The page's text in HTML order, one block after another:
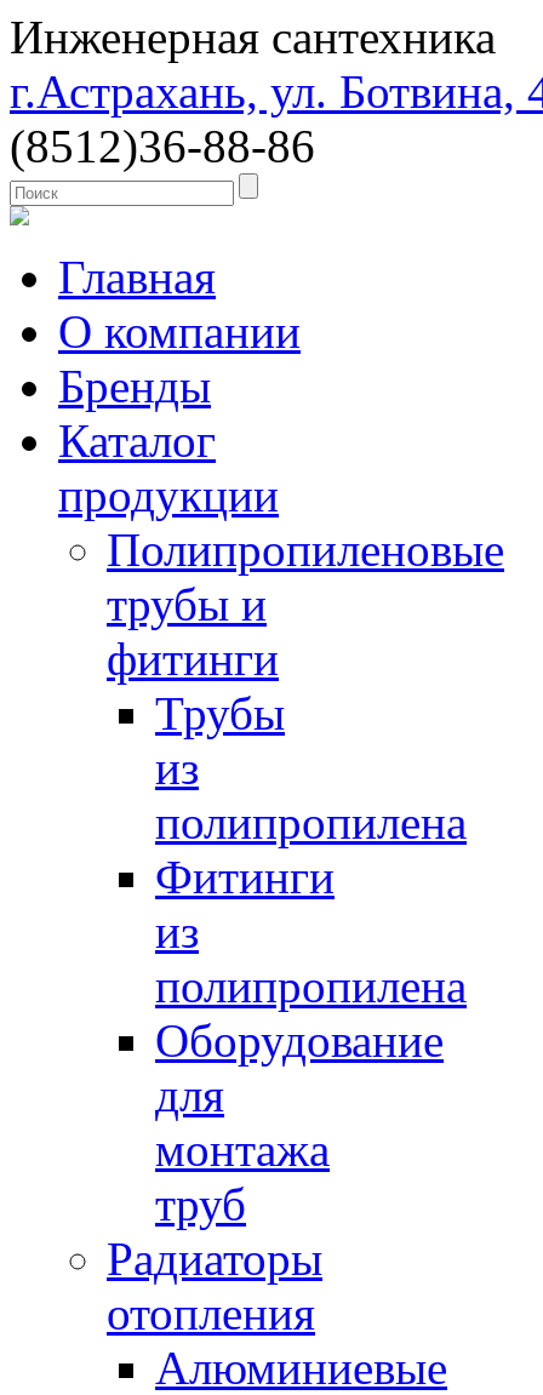
Инженерная сантехника
г.Астрахань, ул. Ботвина,
(8512)36-88-86
Главная
О компании
Бренды
Каталог
продукции
Полипропиленовые
трубы и
фитинги
Трубы
из
полипропилена
Фитинги
из
полипропилена
Оборудование
для
монтажа
труб
Радиаторы
отопления
Алюминиевые